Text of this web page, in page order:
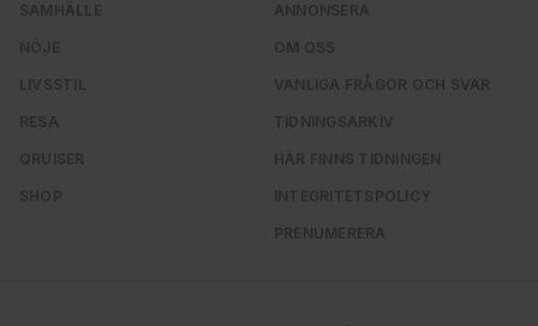
SAMHÄLLE
NÖJE
LIVSSTIL
RESA
QRUISER
SHOP
ANNONSERA
OM OSS
VANLIGA FRÅGOR OCH SVAR
TIDNINGSARKIV
HÄR FINNS TIDNINGEN
INTEGRITETSPOLICY
PRENUMERERA